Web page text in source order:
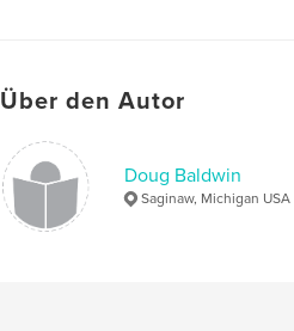
Über den Autor
Doug Baldwin
Saginaw, Michigan USA